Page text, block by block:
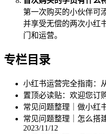
第一次购买的小伙伴可
并享受无偿的两次小红
门和运营。
专栏目录
小红书运营完全指南：
置顶必读贴：欢迎您订
常见问题整理｜做小红
常见问题整理｜怎么搭
2023/11/12